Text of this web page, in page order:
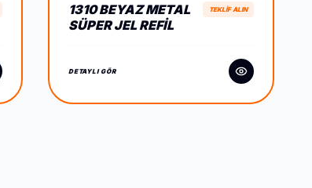
1310 BEYAZ METAL
SÜPER JEL REFIL
TEKLİF ALIN
DETAYLI GÖR